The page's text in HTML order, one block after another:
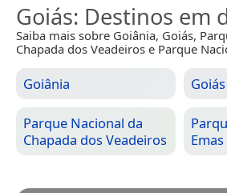
Goiás: Destinos em
Saiba mais sobre Goiânia, Goiás,
Chapada dos Veadeiros e Parque
Goiânia Goiás
Parque Nacional da
Chapada dos Veadeiros
Emas